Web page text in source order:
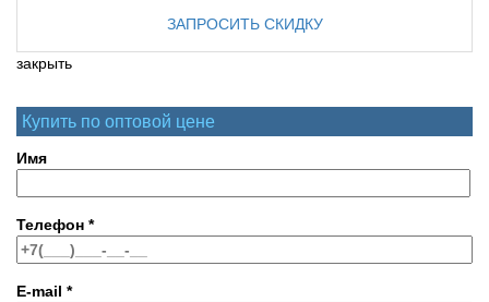
ЗАПРОСИТЬ СКИДКУ
закрыть
Купить по оптовой цене
Имя
Телефон *
E-mail *